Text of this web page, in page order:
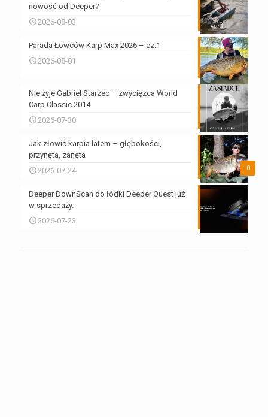
nowość od Deeper?
2026-08-03
Parada Łowców Karp Max 2026 – cz.1
2026-08-01
Nie żyje Gabriel Starzec – zwycięzca World
Carp Classic 2014
2026-07-30
0
Jak złowić karpia latem – głębokości,
przynęta, zanęta
2026-07-24
Deeper DownScan do łódki Deeper Quest już
w sprzedaży.
2026-07-23